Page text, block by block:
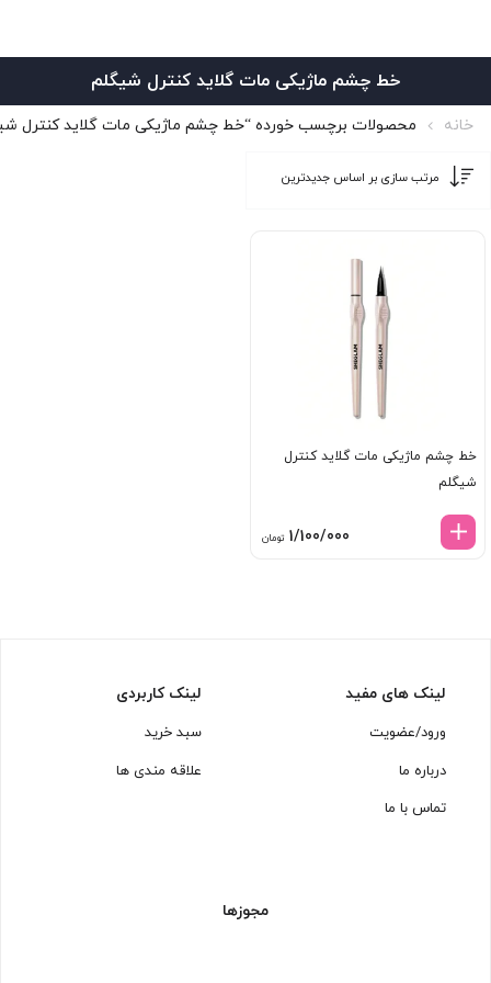
خط چشم ماژیکی مات گلاید کنترل شیگلم
خانه محصولات برچسب خورده “خط چشم ماژیکی مات گلاید کنترل
خط چشم ماژیکی مات گلاید کنترل
شیگلم
1/100/000 تومان
لینک های مفید
ورود/عضویت
درباره ما
تماس با ما
لینک کاربردی
سبد خرید
علاقه مندی ها
مجوزها